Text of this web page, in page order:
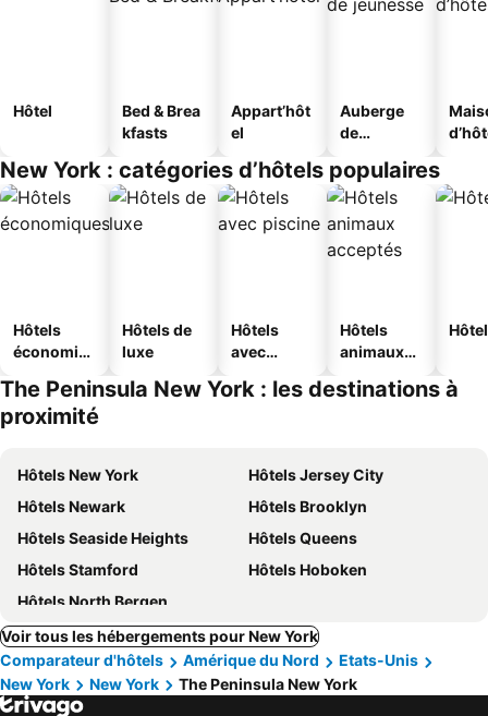
Hôtel
Bed & Brea
kfasts
Appart’hôt
el
Auberge
de
New York : catégories d’hôtels populaires
Hôtels
économiq
Hôtels de
luxe
Hôtels
avec
Hôtels
animaux
The Peninsula New York : les destinations à
proximité
Hôtels New York
Hôtels Jersey City
Hôtels Newark
Hôtels Brooklyn
Hôtels Seaside Heights
Hôtels Queens
Hôtels Stamford
Hôtels Hoboken
Hôtels North Bergen
Voir tous les hébergements pour New York
Comparateur d'hôtels
Amérique du Nord
Etats-Unis
New York
New York The Peninsula New York